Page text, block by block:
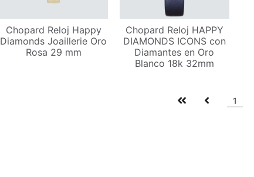
Chopard Reloj Happy
Diamonds Joaillerie Oro
Rosa 29 mm
Chopard Reloj HAPPY
DIAMONDS ICONS con
Diamantes en Oro
Blanco 18k 32mm
1